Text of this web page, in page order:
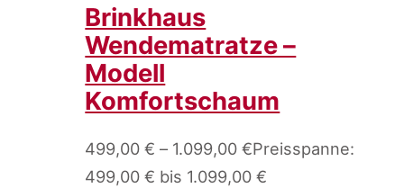
Brinkhaus
Wendematratze –
Modell
Komfortschaum
499,00€ – 1.099,00€Preisspanne:
499,00 € bis 1.099,00 €